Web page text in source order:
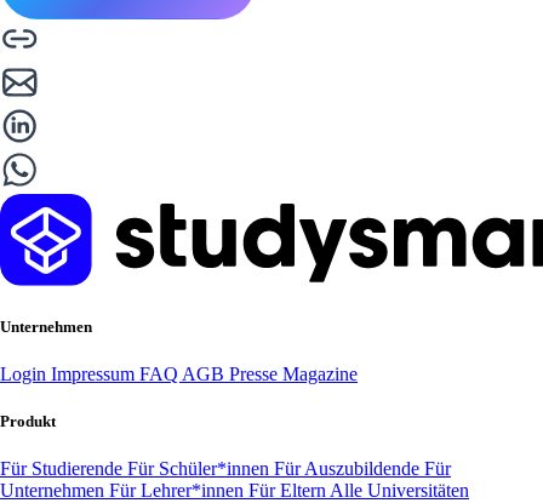
Unternehmen
Login Impressum FAQ AGB Presse Magazine
Produkt
Für Studierende Für Schüler*innen Für Auszubildende Für
Unternehmen Für Lehrer*innen Für Eltern Alle Universitäten